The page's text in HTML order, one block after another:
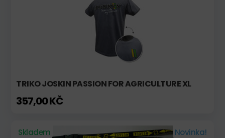
TRIKO JOSKIN PASSION FOR AGRICULTURE XL
357,00 KČ
Skladem Novinka!